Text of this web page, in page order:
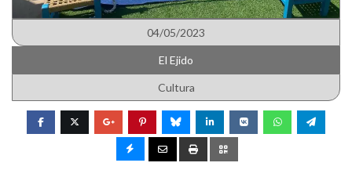
04/05/2023
El Ejido
Cultura